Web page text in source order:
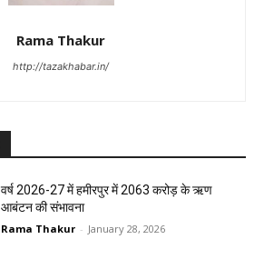
Rama Thakur
http://tazakhabar.in/
वर्ष 2026-27 में हमीरपुर में 2063 करोड़ के ऋण
आबंटन की संभावना
Rama Thakur - January 28, 2026